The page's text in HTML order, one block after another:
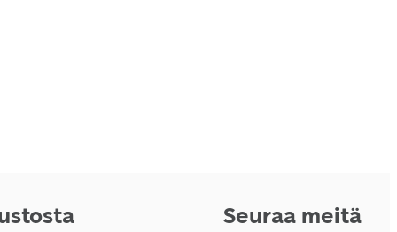
Seuraa meitä